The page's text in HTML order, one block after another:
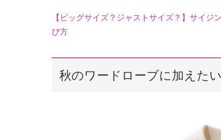
【ビッグサイズ？ジャストサイズ？】サイ
び方
秋のワードローブに加えた